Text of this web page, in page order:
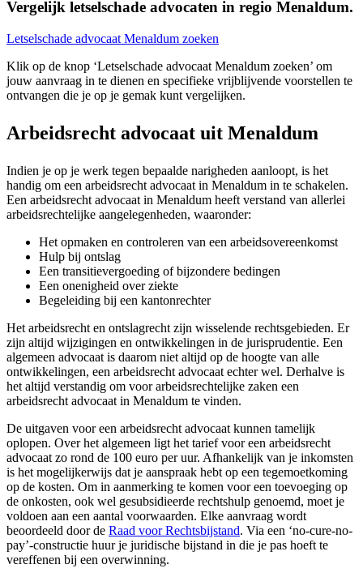
Vergelijk letselschade advocaten in regio Menaldum.
Letselschade advocaat Menaldum zoeken
Klik op de knop ‘Letselschade advocaat Menaldum zoeken’ om
jouw aanvraag in te dienen en specifieke vrijblijvende voorstellen te
ontvangen die je op je gemak kunt vergelijken.
Arbeidsrecht advocaat uit Menaldum
Indien je op je werk tegen bepaalde narigheden aanloopt, is het
handig om een arbeidsrecht advocaat in Menaldum in te schakelen.
Een arbeidsrecht advocaat in Menaldum heeft verstand van allerlei
arbeidsrechtelijke aangelegenheden, waaronder:
Het opmaken en controleren van een arbeidsovereenkomst
Hulp bij ontslag
Een transitievergoeding of bijzondere bedingen
Een onenigheid over ziekte
Begeleiding bij een kantonrechter
Het arbeidsrecht en ontslagrecht zijn wisselende rechtsgebieden. Er
zijn altijd wijzigingen en ontwikkelingen in de jurisprudentie. Een
algemeen advocaat is daarom niet altijd op de hoogte van alle
ontwikkelingen, een arbeidsrecht advocaat echter wel. Derhalve is
het altijd verstandig om voor arbeidsrechtelijke zaken een
arbeidsrecht advocaat in Menaldum te vinden.
De uitgaven voor een arbeidsrecht advocaat kunnen tamelijk
oplopen. Over het algemeen ligt het tarief voor een arbeidsrecht
advocaat zo rond de 100 euro per uur. Afhankelijk van je inkomsten
is het mogelijkerwijs dat je aanspraak hebt op een tegemoetkoming
op de kosten. Om in aanmerking te komen voor een toevoeging op
de onkosten, ook wel gesubsidieerde rechtshulp genoemd, moet je
voldoen aan een aantal voorwaarden. Elke aanvraag wordt
beoordeeld door de Raad voor Rechtsbijstand. Via een ‘no-cure-no-
pay’-constructie huur je juridische bijstand in die je pas hoeft te
vereffenen bij een overwinning.